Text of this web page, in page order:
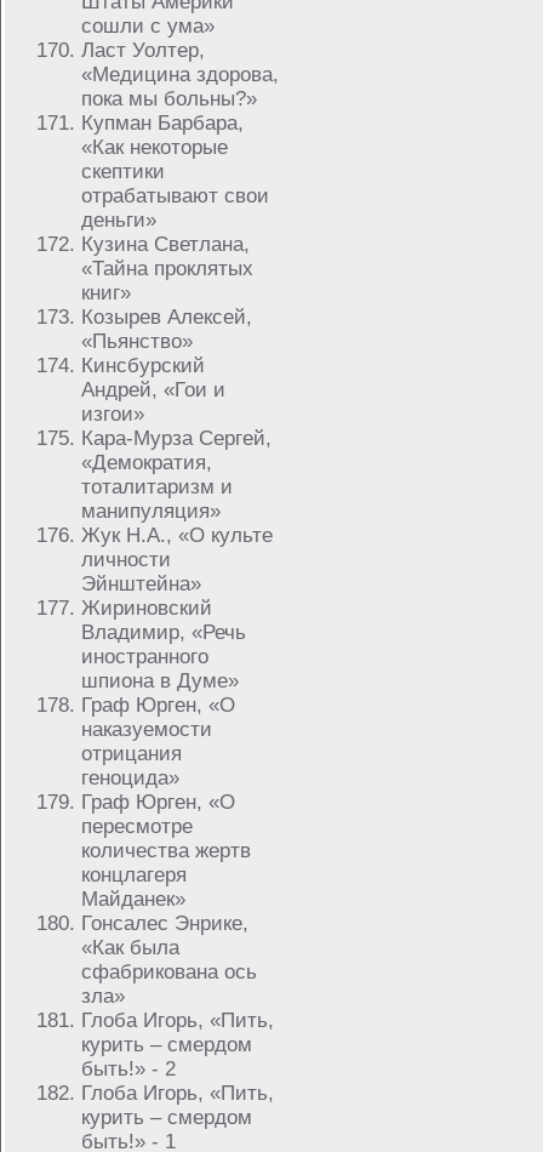
сошли с ума»
Ласт Уолтер,
«Медицина здорова,
пока мы больны?»
Купман Барбара,
«Как некоторые
скептики
отрабатывают свои
деньги»
Кузина Светлана,
«Тайна проклятых
книг»
Козырев Алексей,
«Пьянство»
Кинсбурский
Андрей, «Гои и
изгои»
Кара-Мурза Сергей,
«Демократия,
тоталитаризм и
манипуляция»
Жук Н.А., «О культе
личности
Эйнштейна»
Жириновский
Владимир, «Речь
иностранного
шпиона в Думе»
Граф Юрген, «О
наказуемости
отрицания
геноцида»
Граф Юрген, «О
пересмотре
количества жертв
концлагеря
Майданек»
Гонсалес Энрике,
«Как была
сфабрикована ось
зла»
Глоба Игорь, «Пить,
курить – смердом
быть!» - 2
Глоба Игорь, «Пить,
курить – смердом
быть!» - 1